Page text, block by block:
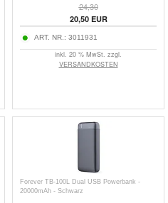
24,30
20,50EUR
ART. NR.: 3011931
inkl. 20 % MwSt. zzgl.
VERSANDKOSTEN
Forever TB-100L Dual USB Powerbank -
20000mAh - Schwarz